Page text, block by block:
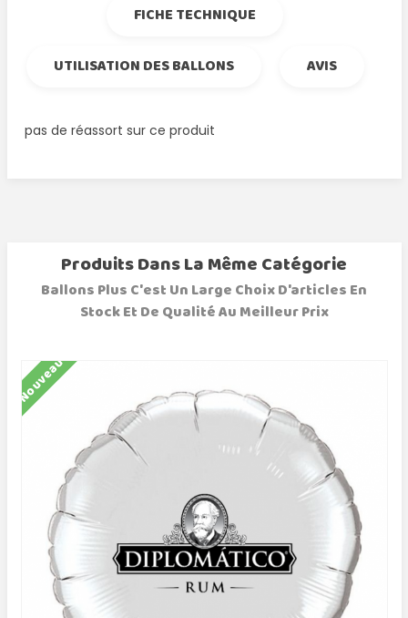
FICHE TECHNIQUE
UTILISATION DES BALLONS
AVIS
pas de réassort sur ce produit
Produits Dans La Même Catégorie
Ballons Plus C'est Un Large Choix D'articles En
Stock Et De Qualité Au Meilleur Prix
Nouveau